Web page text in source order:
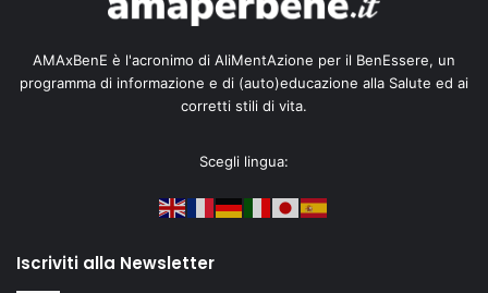
AMAxBenE è l'acronimo di AliMentAzione per il BenEssere, un
programma di informazione e di (auto)educazione alla Salute ed ai
corretti stili di vita.
Scegli lingua:
Iscriviti alla Newsletter